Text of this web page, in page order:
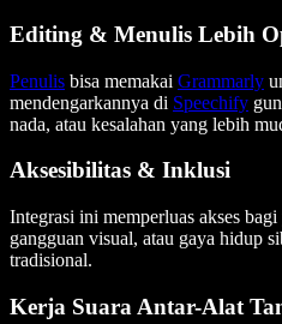
Editing & Menulis Lebih
Penulis bisa memakai Grammarly
mendengarkannya di Speechify
nada, atau kesalahan yang lebih
Aksesibilitas & Inklusi
Integrasi ini memperluas akses
gangguan visual, atau gaya hidup
tradisional.
Kerja Suara Antar-Alat